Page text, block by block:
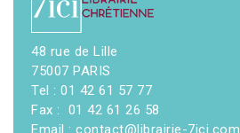
48 rue de Lille
75007 PARIS
Tel : 01 42 61 57 77
Fax : 01 42 61 26 58
Email : contact@librairie-7ici.com